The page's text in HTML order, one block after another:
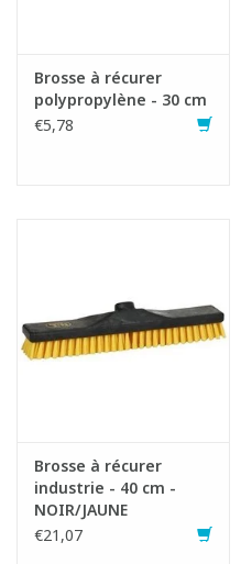
Brosse à récurer
polypropylène - 30 cm
€5,78
Brosse à récurer
industrie - 40 cm -
NOIR/JAUNE
€21,07